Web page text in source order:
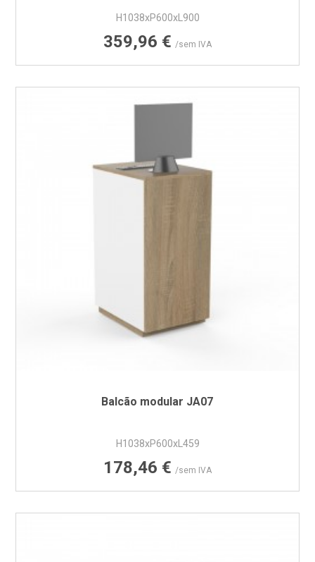
H1038xP600xL900
Preço
359,96 € /sem IVA
Balcão modular JA07
H1038xP600xL459
Preço
178,46 € /sem IVA